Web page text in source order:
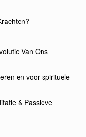
Van Ons
en voor spirituele
& Passieve